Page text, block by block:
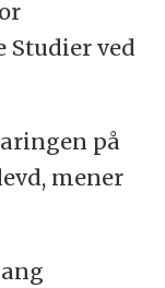
rot i en
Asia.
-teori og
filosofen
grunnla
ved
på
mener